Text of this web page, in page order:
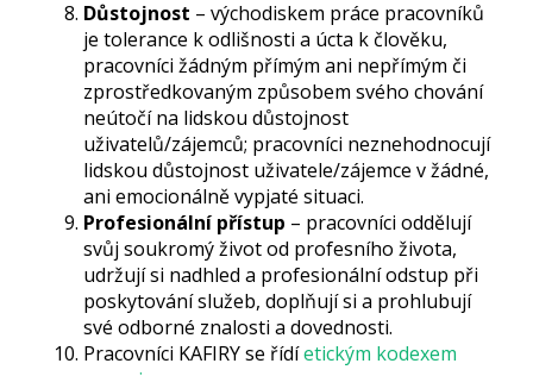
Důstojnost – východiskem práce pracovníků
je tolerance k odlišnosti a úcta k člověku,
pracovníci žádným přímým ani nepřímým či
zprostředkovaným způsobem svého chování
neútočí na lidskou důstojnost
uživatelů/zájemců; pracovníci neznehodnocují
lidskou důstojnost uživatele/zájemce v žádné,
ani emocionálně vypjaté situaci.
Profesionální přístup – pracovníci oddělují
svůj soukromý život od profesního života,
udržují si nadhled a profesionální odstup při
poskytování služeb, doplňují si a prohlubují
své odborné znalosti a dovednosti.
Pracovníci KAFIRY se řídíetickým kodexem